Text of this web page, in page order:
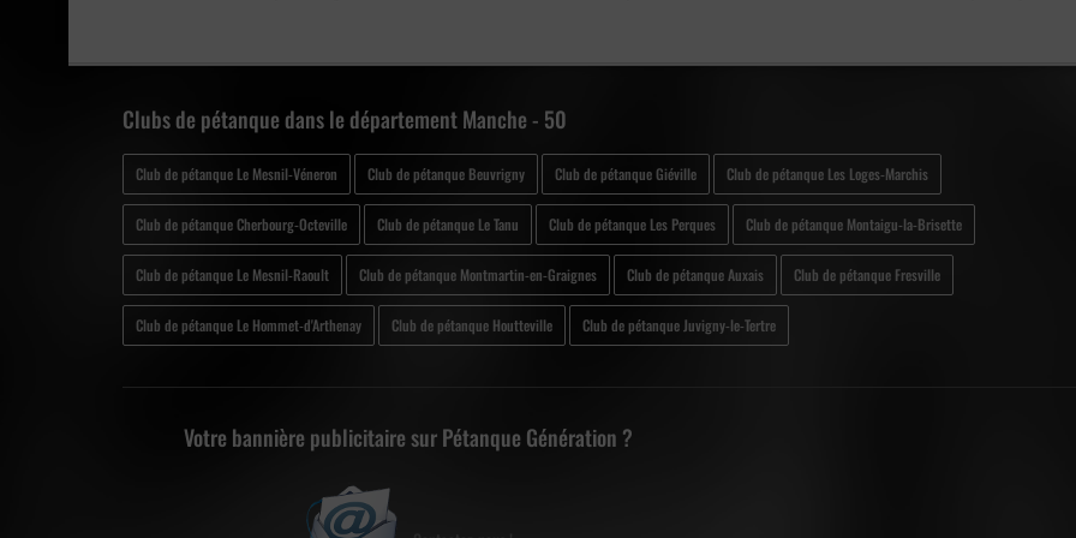
Clubs de pétanque dans le département Manche - 50
Club de pétanque Le Mesnil-Véneron Club de pétanque Beuvrigny Club de pétanque Giéville Club de pétanque Les Loges-Marchis
Club de pétanque Cherbourg-Octeville Club de pétanque Le Tanu Club de pétanque Les Perques Club de pétanque Montaigu-la-Brisette
Club de pétanque Le Mesnil-Raoult Club de pétanque Montmartin-en-Graignes Club de pétanque Auxais Club de pétanque Fresville
Club de pétanque Le Hommet-d'Arthenay Club de pétanque Houtteville Club de pétanque Juvigny-le-Tertre
Votre bannière publicitaire sur Pétanque Génération ?